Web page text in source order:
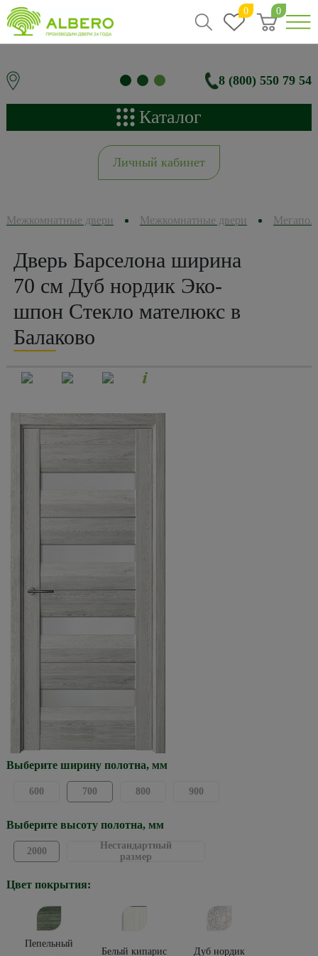
0 0
8 (800) 550 79 54
Каталог
Личный кабинет
Межкомнатные двери Межкомнатные двери
Дверь Барселона ширина
70 см Дуб нордик Эко-
шпон Стекло мателюкс в
Балаково
Выберите ширину полотна, мм
600 700 800 900
Выберите высоту полотна, мм
2000
Нестандартный
размер
Цвет покрытия:
Пепельный
Белый кипарис Дуб нордик